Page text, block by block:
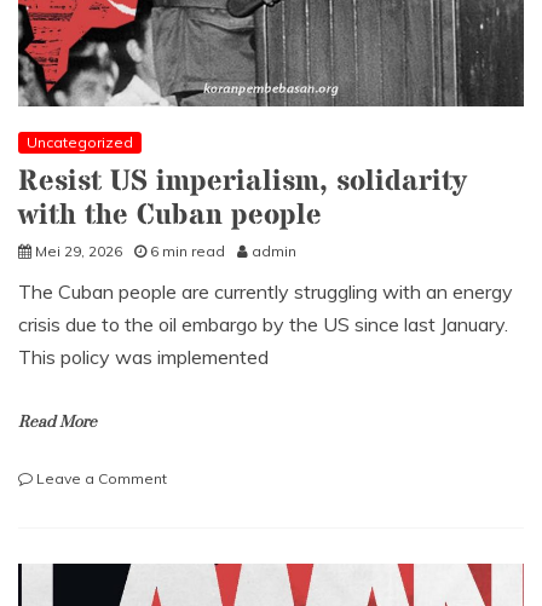
Uncategorized
Resist US imperialism, solidarity
with the Cuban people
Mei 29, 2026 6 min read admin
The Cuban people are currently struggling with an energy
crisis due to the oil embargo by the US since last January.
This policy was implemented
Read More
Leave a Commenton
solidarity